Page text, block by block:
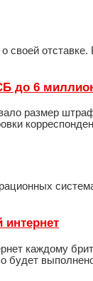
своей
до 6
размер
каждому
будет